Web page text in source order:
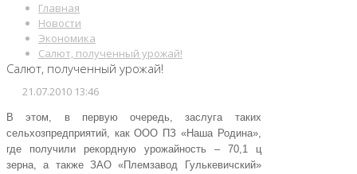
Главная
Новости
Экономика
Салют, полученный урожай!
Салют, полученный урожай!
21.07.2010 13:46
В этом, в первую очередь, заслуга таких
сельхозпредприятий, как ООО ПЗ «Наша Родина»,
где получили рекордную урожайность – 70,1 ц
зерна, а также ЗАО «Племзавод Гулькевичский»